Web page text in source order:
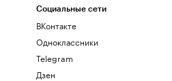
Социальные сети
ВКонтакте
Одноклассники
Telegram
Дзен